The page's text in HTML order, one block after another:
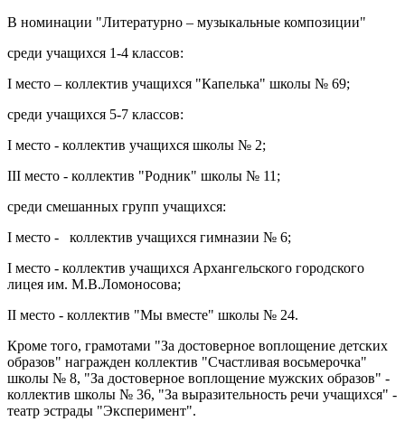
В номинации "Литературно – музыкальные композиции"
среди учащихся 1-4 классов:
I место – коллектив учащихся "Капелька" школы № 69;
среди учащихся 5-7 классов:
I место - коллектив учащихся школы № 2;
III место - коллектив "Родник" школы № 11;
среди смешанных групп учащихся:
I место - коллектив учащихся гимназии № 6;
I место - коллектив учащихся Архангельского городского
лицея им. М.В.Ломоносова;
II место - коллектив "Мы вместе" школы № 24.
Кроме того, грамотами "За достоверное воплощение детских
образов" награжден коллектив "Счастливая восьмерочка"
школы № 8, "За достоверное воплощение мужских образов" -
коллектив школы № 36, "За выразительность речи учащихся" -
театр эстрады "Эксперимент".